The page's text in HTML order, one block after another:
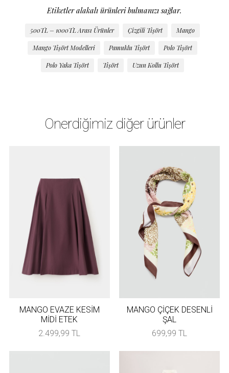
Etiketler alakalı ürünleri bulmanızı sağlar.
500TL – 1000TL Arası Ürünler Çizgili Tişört Mango
Mango Tişört Modelleri Pamuklu Tişört Polo Tişört
Polo Yaka Tişört Tişört Uzun Kollu Tişört
Önerdiğimiz diğer ürünler
MANGO EVAZE KESİM
MİDİ ETEK
2.499,99 TL
MANGO ÇİÇEK DESENLİ
ŞAL
699,99 TL